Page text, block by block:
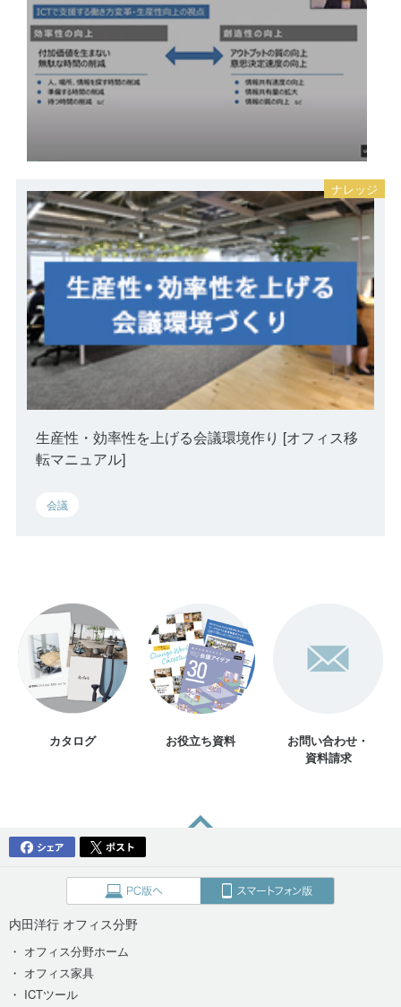
会議からはじめる働き方改革 ～テレワークでの会
議アイデア～ 2020.5.27
タッチレス・ハンズフリー テレワークへの適応
生産性・効率性を上げる会議環境作り [オフィス移
転マニュアル]
会議
カタログ お役立ち資料
お問い合わせ・
資料請求
内田洋行 オフィス分野
・ オフィス分野ホーム
・ オフィス家具
・ ICTツール